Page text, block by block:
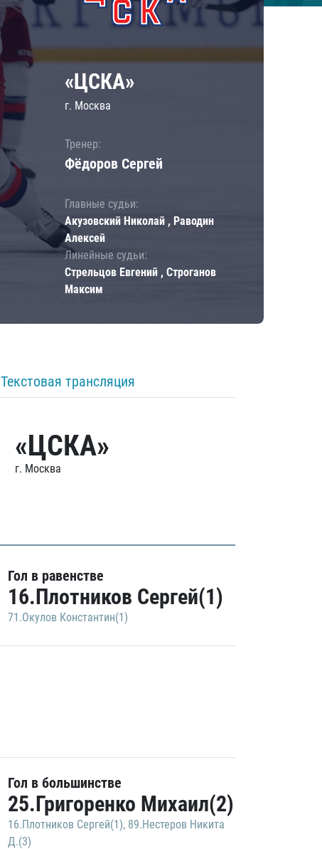
«ЦСКА»
г. Москва
Тренер:
Фёдоров Сергей
Главные судьи:
Акузовский Николай , Раводин
Алексей
Линейные судьи:
Стрельцов Евгений , Строганов
Максим
Текстовая трансляция
«ЦСКА»
г. Москва
Гол в равенстве
16.Плотников Сергей(1)
71.Окулов Константин(1)
Гол в большинстве
25.Григоренко Михаил(2)
16.Плотников Сергей(1), 89.Нестеров Никита
Д.(3)